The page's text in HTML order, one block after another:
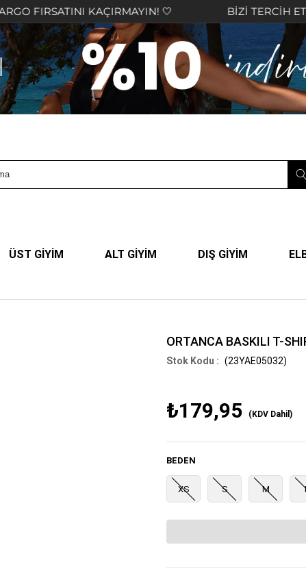
KAÇIRMAYIN! 🤍 BİZİ TERCİH ETTİĞİNİZ
ÜST GİYİM ALT GİYİM DIŞ GİYİM
ORTANCA BASKILI T-
(23YAE05032)
₺179,95 (KDV Dahil)
BEDEN
XS S M